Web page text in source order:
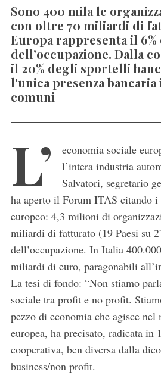
Sono 400 mila le
con oltre 70 miliardi di
Europa rappresenta il 6%
dell’occupazione. Dalla
il 20% degli sportelli
l'unica presenza
comuni
L’
economia sociale
l’intera industria
Salvatori, segretario
ha aperto il Forum ITAS citando
europeo: 4,3 milioni di
miliardi di fatturato (19 Paesi su
dell’occupazione. In Italia
miliardi di euro, paragonabili
La tesi di fondo: “Non stiamo
sociale tra profit e no profit.
pezzo di economia che agisce nel
europea, ha precisato, radicata in
cooperativa, ben diversa dalla
business/non profit.